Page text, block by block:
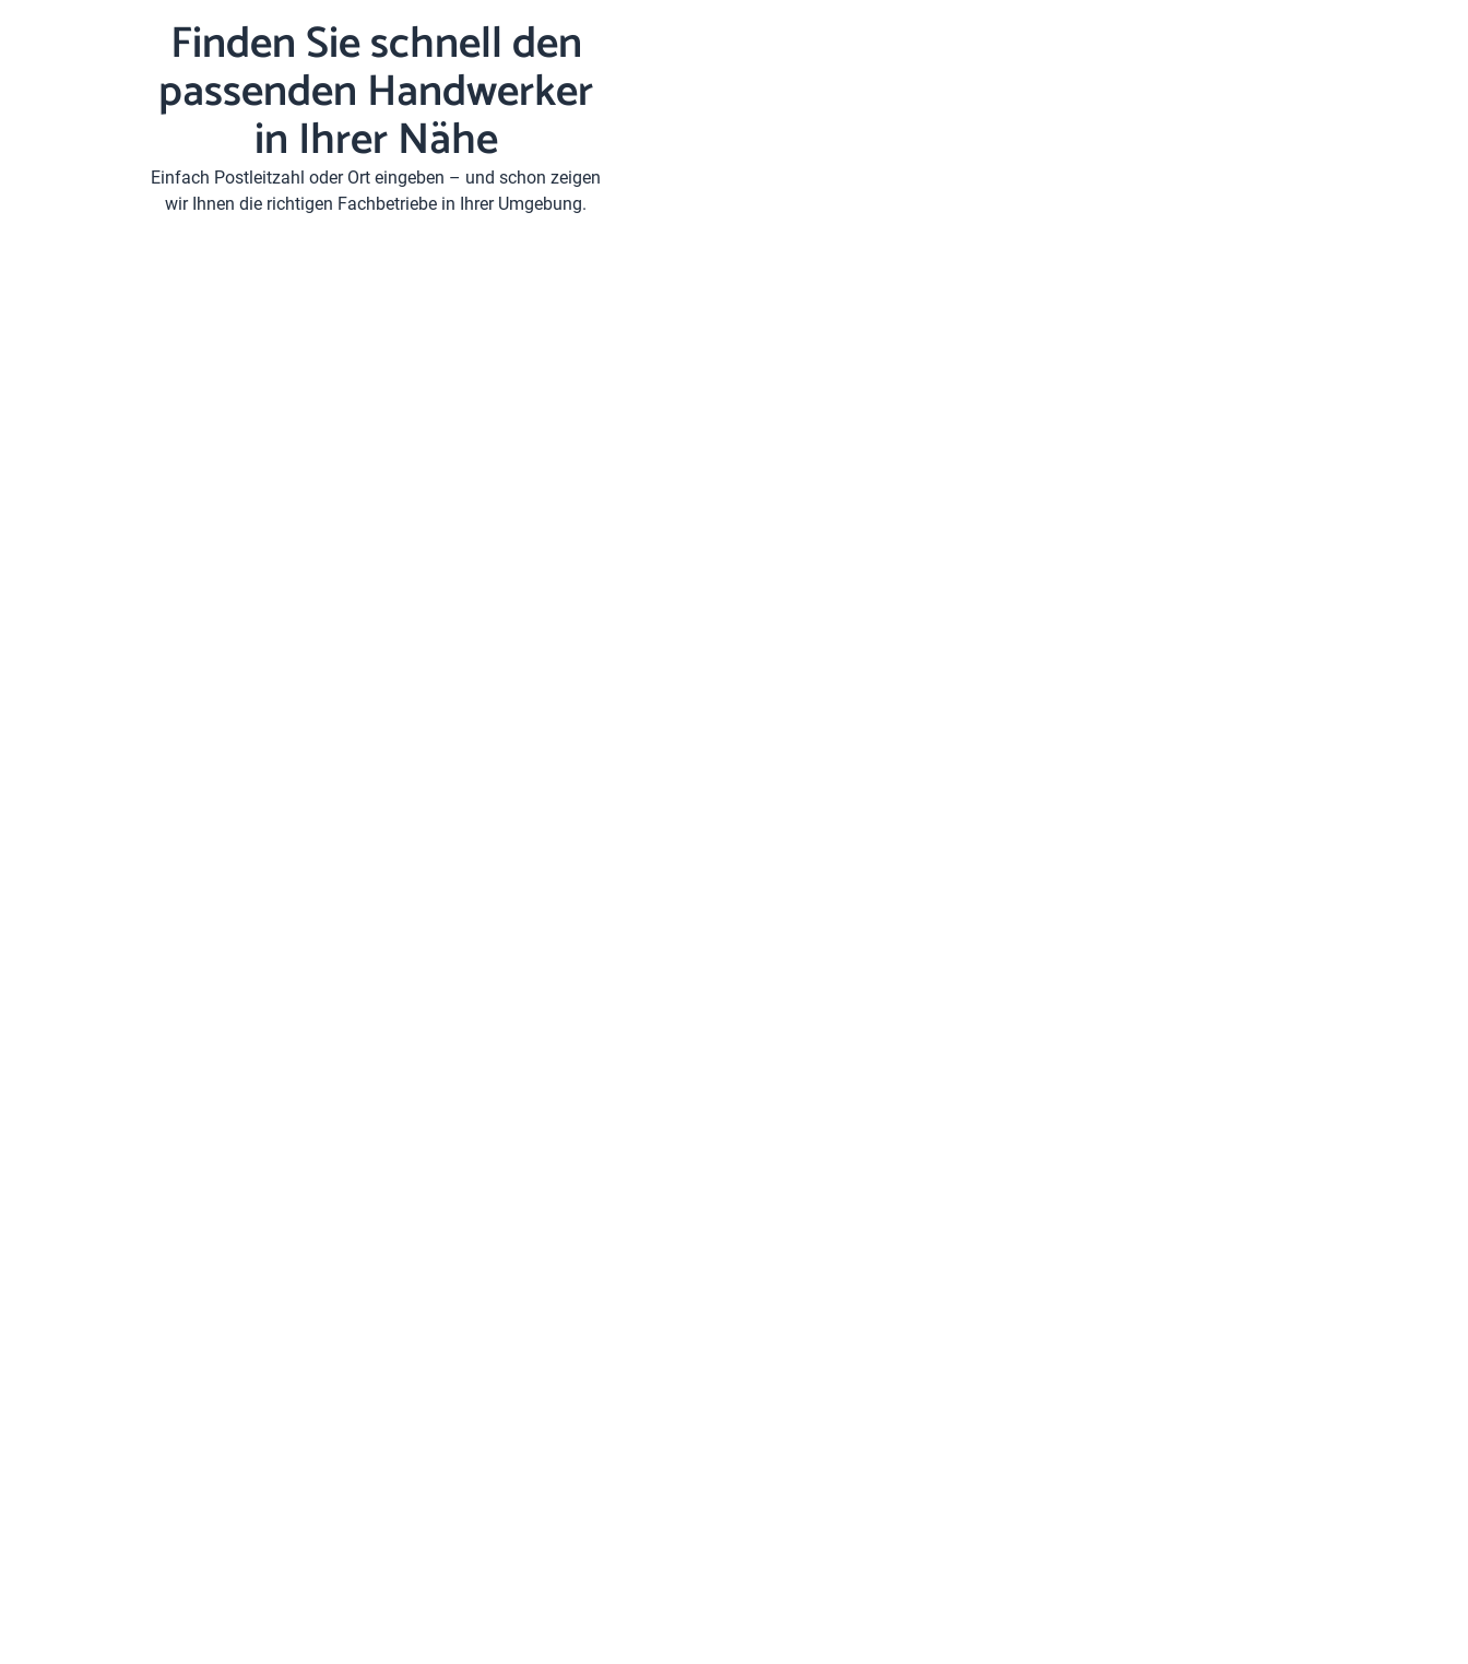
Finden Sie schnell den
passenden Handwerker
in Ihrer Nähe
Einfach Postleitzahl oder Ort eingeben – und schon zeigen
wir Ihnen die richtigen Fachbetriebe in Ihrer Umgebung.